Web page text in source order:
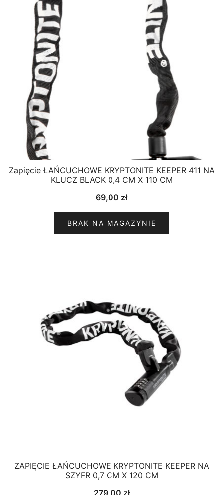
Zapięcie ŁAŃCUCHOWE KRYPTONITE KEEPER 411 NA
KLUCZ BLACK 0,4 CM X 110 CM
69,00 zł
BRAK NA MAGAZYNIE
ZAPIĘCIE ŁAŃCUCHOWE KRYPTONITE KEEPER NA
SZYFR 0,7 CM X 120 CM
279,00 zł